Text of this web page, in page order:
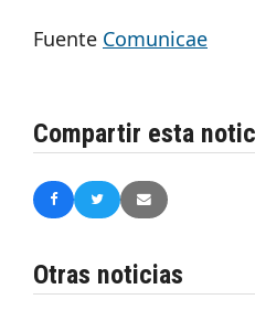
Fuente Comunicae
Compartir esta
Otras noticias